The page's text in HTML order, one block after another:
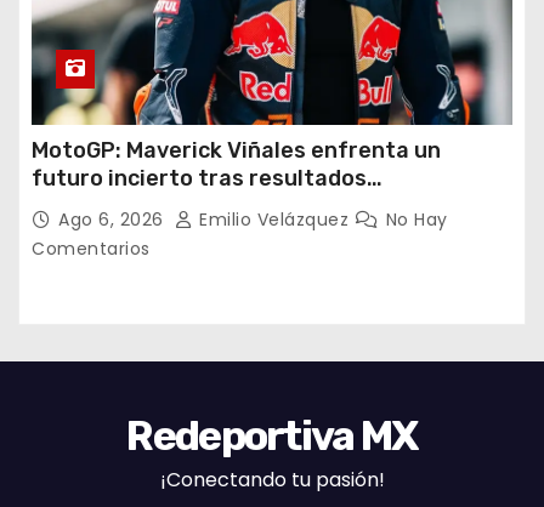
MotoGP: Maverick Viñales enfrenta un
futuro incierto tras resultados
decepcionantes
Ago 6, 2026 Emilio Velázquez
No Hay
Comentarios
Redeportiva MX
¡Conectando tu pasión!